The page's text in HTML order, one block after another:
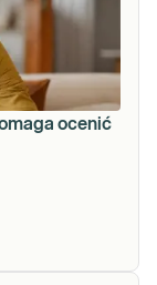
ocenić